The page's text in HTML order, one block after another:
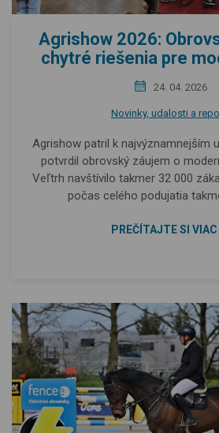
Agrishow 2026:
chytré riešenia pre
24. 04. 2026
Novinky, udalosti a
Agrishow patril k najvýznamnejším
potvrdil obrovský záujem o
Veľtrh navštívilo takmer 32 000
počas celého podujatia
PREČÍTAJTE SI VIAC